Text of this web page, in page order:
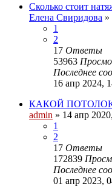
Сколько стоит
Елена Свиридова »
1
2
17 Ответы
53963
Последнее
16 апр 2024,
КАКОЙ
admin » 14 апр
1
2
17 Ответы
172839
Последнее
01 апр 2023,